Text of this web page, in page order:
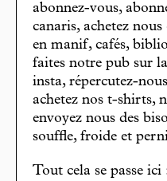
abonnez-vous,
canaris, achetez
en manif, cafés,
faites notre pub sur
insta, répercutez-
achetez nos t-shirts,
envoyez nous des
souffle, froide et
Tout cela se passe ici